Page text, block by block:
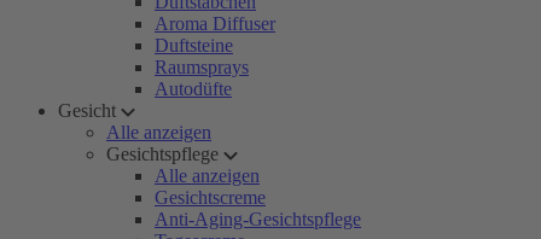
Aroma Diffuser
Duftsteine
Raumsprays
Autodüfte
Gesicht
Alle anzeigen
Gesichtspflege
Alle anzeigen
Gesichtscreme
Anti-Aging-Gesichtspflege